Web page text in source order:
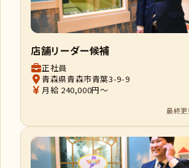
店舗リーダー候補
正社員
青森県青森市青葉3-9-9
月給 240,000円～
最終